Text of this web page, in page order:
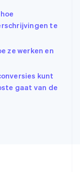
te
ze werken en
kunt
gaat van de